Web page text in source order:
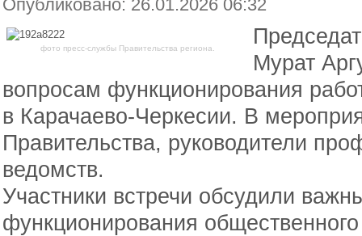
Опубликовано: 26.01.2026 06:32
фото пресс-службы Правительства региона.
Мурат
вопросам функционирования
в Карачаево-Черкесии. В
Правительства, руководители
ведомств.
Участники встречи обсудили
функционирования общественного